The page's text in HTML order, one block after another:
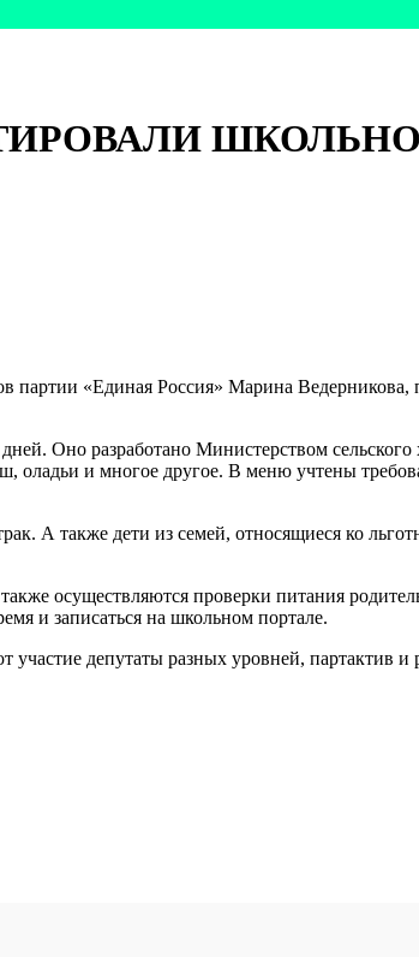
партии «Единая Россия» Марина
Оно разработано Министерством сельского
оладьи и многое другое. В меню учтены
А также дети из семей, относящиеся ко
осуществляются проверки питания
и записаться на школьном портале.
депутаты разных уровней, партактив и